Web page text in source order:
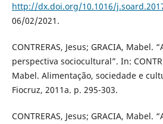
http://dx.doi.org/10.1016/
06/02/2021.
CONTRERAS, Jesus; GRACIA, Mabel.
perspectiva sociocultural”. In:
Mabel. Alimentação, sociedade e
Fiocruz, 2011a. p. 295-303.
CONTRERAS, Jesus; GRACIA, Mabel.